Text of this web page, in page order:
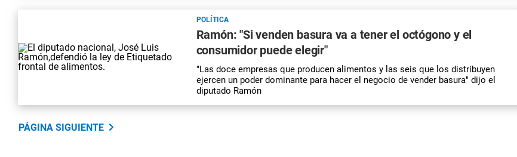
POLÍTICA
Ramón: "Si venden basura va a tener el octógono y el
consumidor puede elegir"
"Las doce empresas que producen alimentos y las seis que los distribuyen
ejercen un poder dominante para hacer el negocio de vender basura" dijo el
diputado Ramón
PÁGINA SIGUIENTE